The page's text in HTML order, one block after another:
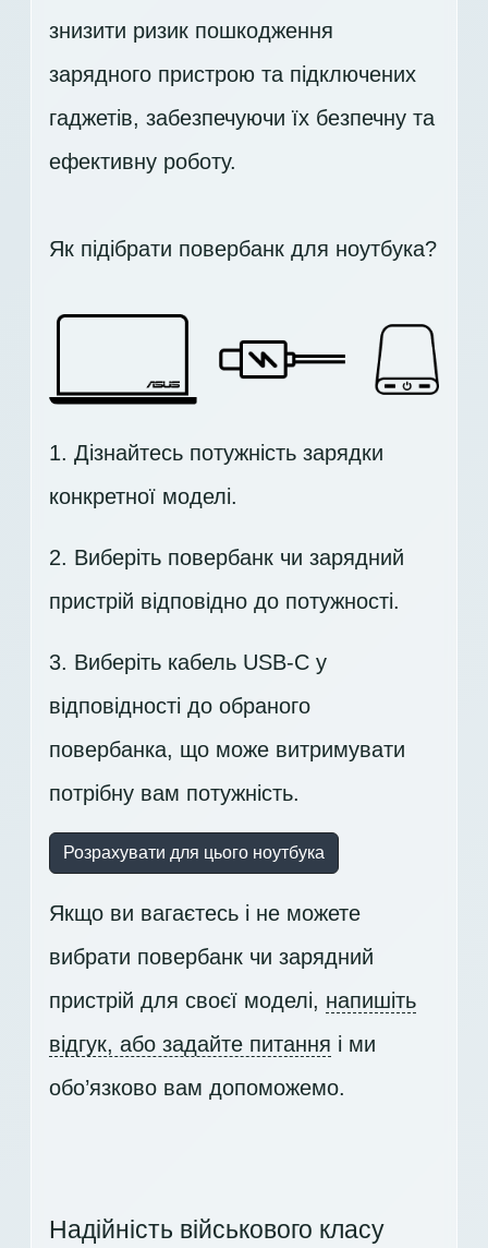
знизити ризик пошкодження
зарядного пристрою та підключених
гаджетів, забезпечуючи їх безпечну та
ефективну роботу.
Як підібрати повербанк для ноутбука?
1. Дізнайтесь потужність зарядки
конкретної моделі.
2. Виберіть повербанк чи зарядний
пристрій відповідно до потужності.
3. Виберіть кабель USB-C у
відповідності до обраного
повербанка, що може витримувати
потрібну вам потужність.
Розрахувати для цього ноутбука
Якщо ви вагаєтесь і не можете
вибрати повербанк чи зарядний
пристрій для своєї моделі, напишіть
відгук, або задайте питання і ми
обо’язково вам допоможемо.
Надійність військового класу